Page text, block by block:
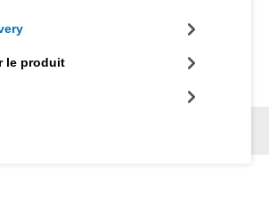
le produit